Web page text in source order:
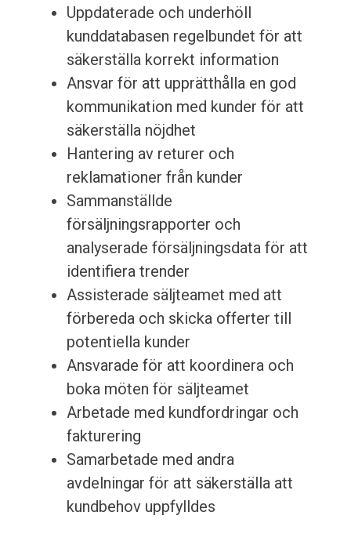
Uppdaterade och underhöll
kunddatabasen regelbundet för att
säkerställa korrekt information
Ansvar för att upprätthålla en god
kommunikation med kunder för att
säkerställa nöjdhet
Hantering av returer och
reklamationer från kunder
Sammanställde
försäljningsrapporter och
analyserade försäljningsdata för att
identifiera trender
Assisterade säljteamet med att
förbereda och skicka offerter till
potentiella kunder
Ansvarade för att koordinera och
boka möten för säljteamet
Arbetade med kundfordringar och
fakturering
Samarbetade med andra
avdelningar för att säkerställa att
kundbehov uppfylldes